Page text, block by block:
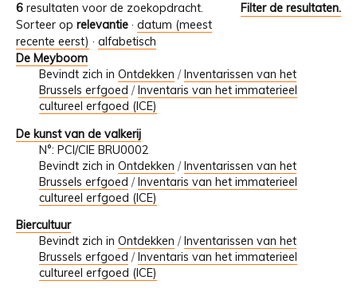
6 resultaten voor de zoekopdracht.
Filter de resultaten.
Sorteer op relevantie · datum (meest
recente eerst) · alfabetisch
De Meyboom
Bevindt zich in Ontdekken /Inventarissen van het
Brussels erfgoed /Inventaris van het immaterieel
cultureel erfgoed (ICE)
De kunst van de valkerij
N°: PCI/CIE BRU0002
Bevindt zich in Ontdekken /Inventarissen van het
Brussels erfgoed /Inventaris van het immaterieel
cultureel erfgoed (ICE)
Biercultuur
Bevindt zich in Ontdekken /Inventarissen van het
Brussels erfgoed /Inventaris van het immaterieel
cultureel erfgoed (ICE)